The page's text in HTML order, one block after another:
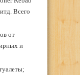
Всего
от
и